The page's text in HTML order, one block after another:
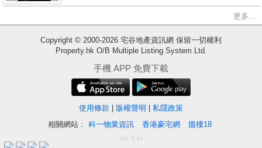
體
体
更多...
Copyright © 2000-2026 宅谷地產資訊網 保留一切權利
Property.hk O/B Multiple Listing System Ltd.
手機 APP 免費下載
使用條款 版權聲明
私隱政策
相關網站 :
科一物業資訊 香港豪宅網 搵樓18
Ver. 9.41